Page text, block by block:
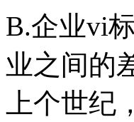
B.企业vi
业之间的
上个世